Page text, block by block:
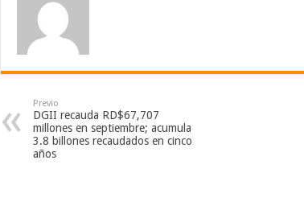
Previo
DGII recauda RD$67,707
millones en septiembre; acumula
3.8 billones recaudados en cinco
años